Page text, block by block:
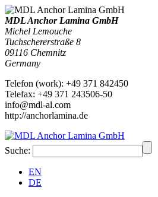
MDL Anchor Lamina GmbH
Michel Lemouche
Tuchschererstraße 8
09116 Chemnitz
Germany
Telefon (work): +49 371 842450
Telefax: +49 371 243506-50
info@mdl-al.com
http://anchorlamina.de
Suche:
EN
DE